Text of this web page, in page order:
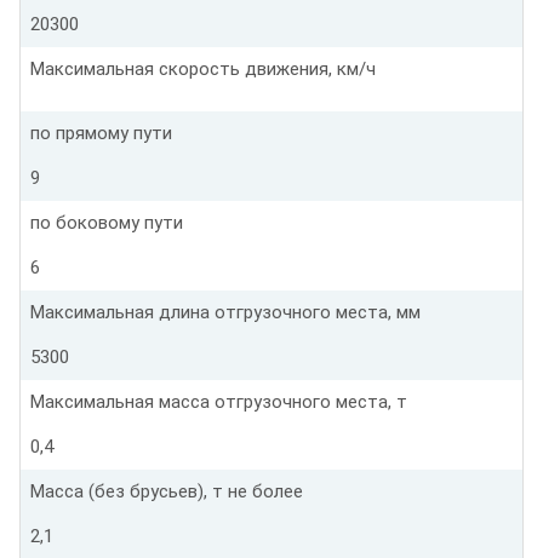
20300
Максимальная скорость движения, км/ч
по прямому пути
9
по боковому пути
6
Максимальная длина отгрузочного места, мм
5300
Максимальная масса отгрузочного места, т
0,4
Масса (без брусьев), т не более
2,1